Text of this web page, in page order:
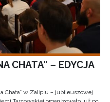
CHATA” – EDYCJA
Chata” w Zalipiu – jubileuszowej